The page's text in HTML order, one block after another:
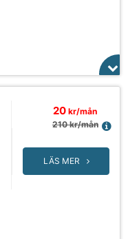
20 kr/mån
210 kr/mån
LÄS MER